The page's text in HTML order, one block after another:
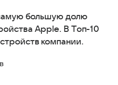
большую долю
Apple. В Tоп-10
компании.